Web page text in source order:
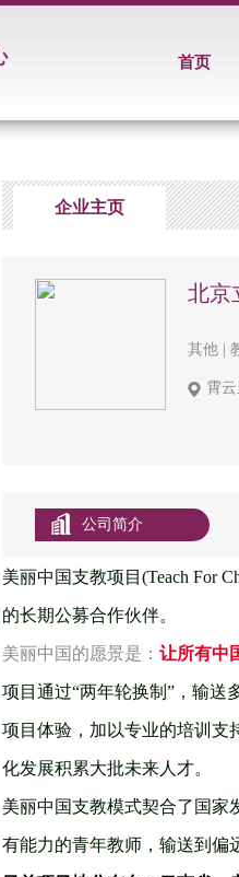
首页
企业主页
北京
其他 |
霄
公司简介
美丽中国支教项目(Teach For
的长期公募合作伙伴。
美丽中国的愿景是： 让所有中
项目通过“两年轮换制”，输送
项目体验，加以专业的培训支
化发展积累大批未来人才。
美丽中国支教模式契合了国家
有能力的青年教师，输送到偏